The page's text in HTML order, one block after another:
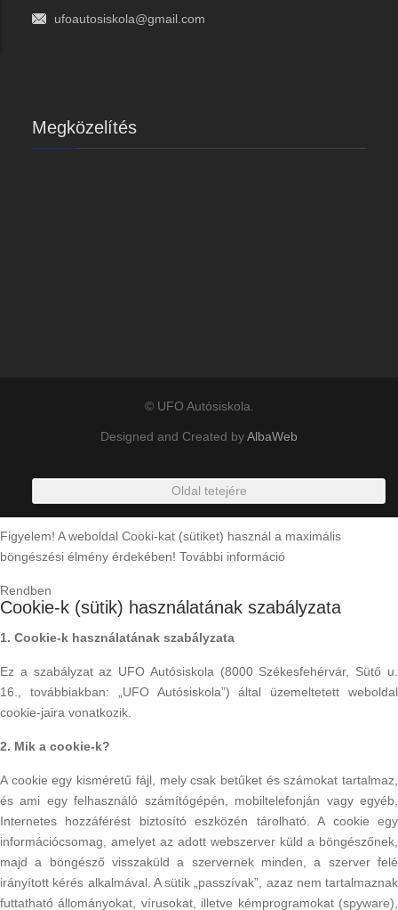
ufoautosiskola@gmail.com
Megközelítés
© UFO Autósiskola.
Designed and Created byAlbaWeb
Oldal tetejére
Figyelem! A weboldal Cooki-kat (sütiket) használ a maximális
böngészési élmény érdekében! További információ
Rendben
Cookie-k (sütik) használatának szabályzata
1. Cookie-k használatának szabályzata
Ez a szabályzat az UFO Autósiskola (8000 Székesfehérvár, Sütő u.
16., továbbiakban: „UFO Autósiskola”) által üzemeltetett weboldal
cookie-jaira vonatkozik.
2. Mik a cookie-k?
A cookie egy kisméretű fájl, mely csak betűket és számokat tartalmaz,
és ami egy felhasználó számítógépén, mobiltelefonján vagy egyéb,
Internetes hozzáférést biztosító eszközén tárolható. A cookie egy
információcsomag, amelyet az adott webszerver küld a böngészőnek,
majd a böngésző visszaküld a szervernek minden, a szerver felé
irányított kérés alkalmával. A sütik „passzívak”, azaz nem tartalmaznak
futtatható állományokat, vírusokat, illetve kémprogramokat (spyware),